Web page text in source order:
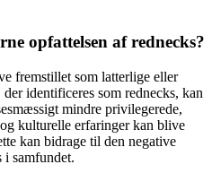
opfattelsen af rednecks?
fremstillet som latterlige eller
identificeres som rednecks, kan
mindre privilegerede,
kulturelle erfaringer kan blive
kan bidrage til den negative
i samfundet.